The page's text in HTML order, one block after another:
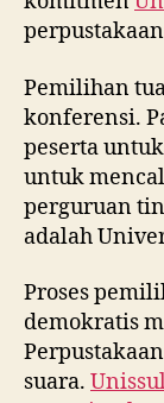
Pemilihan
konferensi.
peserta
untuk
perguruan
adalah
Proses
demokratis
Perpustakaan
suara.